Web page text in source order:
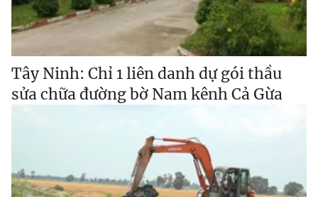
Tây Ninh: Chỉ 1 liên danh dự gói thầu
sửa chữa đường bờ Nam kênh Cả Gừa